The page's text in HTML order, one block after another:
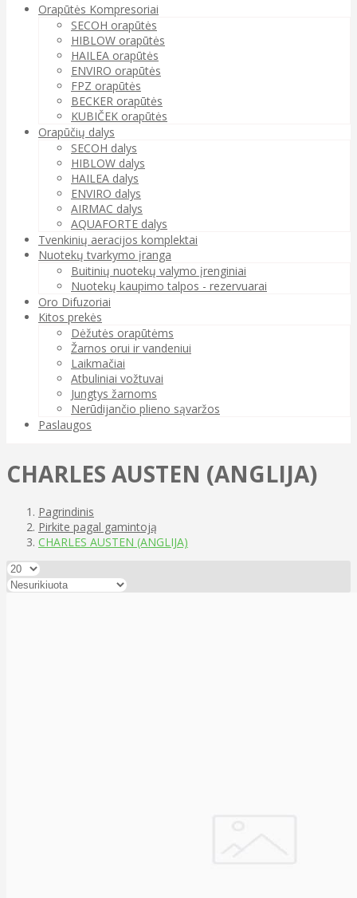
Orapūtės Kompresoriai
SECOH orapūtės
HIBLOW orapūtės
HAILEA orapūtės
ENVIRO orapūtės
FPZ orapūtės
BECKER orapūtės
KUBIČEK orapūtės
Orapūčių dalys
SECOH dalys
HIBLOW dalys
HAILEA dalys
ENVIRO dalys
AIRMAC dalys
AQUAFORTE dalys
Tvenkinių aeracijos komplektai
Nuotekų tvarkymo įranga
Buitinių nuotekų valymo įrenginiai
Nuotekų kaupimo talpos - rezervuarai
Oro Difuzoriai
Kitos prekės
Dėžutės orapūtėms
Žarnos orui ir vandeniui
Laikmačiai
Atbuliniai vožtuvai
Jungtys žarnoms
Nerūdijančio plieno sąvaržos
Paslaugos
CHARLES AUSTEN (ANGLIJA)
Pagrindinis
Pirkite pagal gamintoją
CHARLES AUSTEN (ANGLIJA)